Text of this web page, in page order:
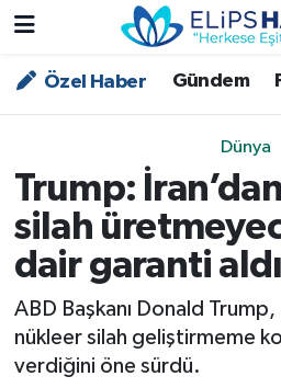
Özel Haber Gündem
Dünya
Trump:
silah
dair garanti
ABD Başkanı Donald
nükleer silah geliştirmeme
verdiğini öne sürdü.
Özel Haber
Asayiş
Bilim - Teknoloji
Çevre - İklim
Dünya
Nöbetçi Eczaneler
Trafik Durumu
Süper Lig Puan Durumu
Tüm Manşetler
Son Dakika Haberleri